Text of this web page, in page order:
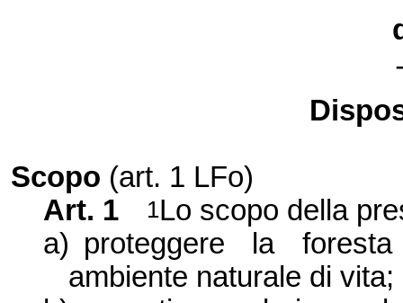
Scopo (art. 1 LFo)
Art. 1
1Lo scopo della
a) proteggere la
ambiente naturale di vita;